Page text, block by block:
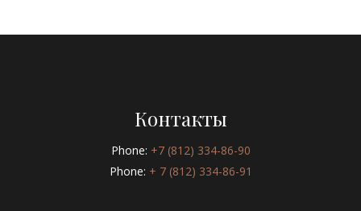
Контакты
Phone: +7 (812) 334-86-90
Phone: + 7 (812) 334-86-91